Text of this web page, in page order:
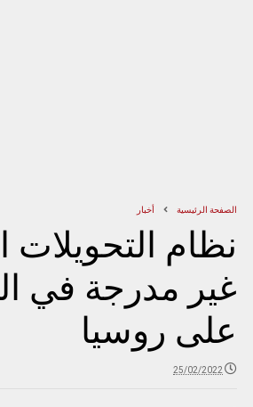
الصفحة الرئيسية أخبار
نظام التحويلات
غير مدرجة في
على روسيا
25/02/2022